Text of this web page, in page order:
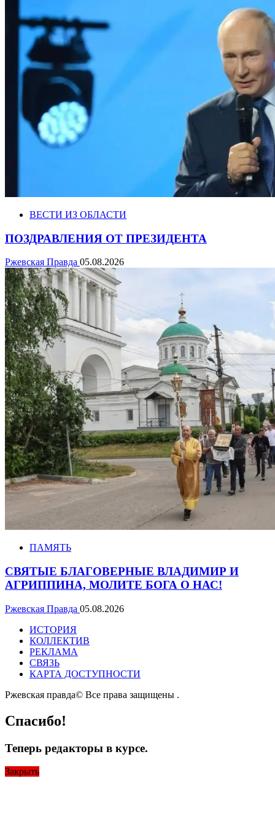
ВЕСТИ ИЗ ОБЛАСТИ
ПОЗДРАВЛЕНИЯ ОТ ПРЕЗИДЕНТА
Ржевская Правда 05.08.2026
ПАМЯТЬ
СВЯТЫЕ БЛАГОВЕРНЫЕ ВЛАДИМИР И
АГРИППИНА, МОЛИТЕ БОГА О НАС!
Ржевская Правда 05.08.2026
ИСТОРИЯ
КОЛЛЕКТИВ
РЕКЛАМА
СВЯЗЬ
КАРТА ДОСТУПНОСТИ
Ржевская правда© Все права защищены .
Спасибо!
Теперь редакторы в курсе.
Закрыть